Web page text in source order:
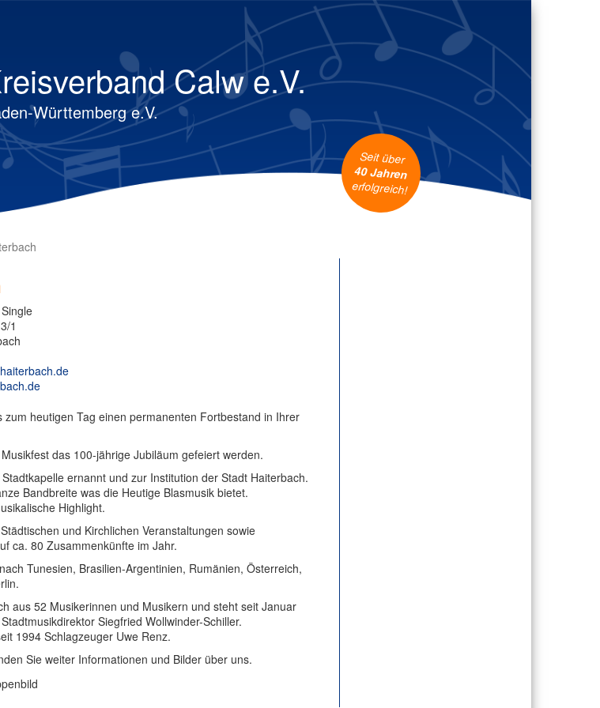
Calw e.V.
Württemberg e.V.
Seit über
40 Jahren
erfolgreich!
1
heutigen Tag einen permanenten Fortbestand in Ihrer
das 100-jährige Jubiläum gefeiert werden.
ernannt und zur Institution der Stadt Haiterbach.
Bandbreite was die Heutige Blasmusik bietet.
Highlight.
und Kirchlichen Veranstaltungen sowie
ca. 80 Zusammenkünfte im Jahr.
Tunesien, Brasilien-Argentinien, Rumänien, Österreich,
aus 52 Musikerinnen und Musikern und steht seit Januar
Siegfried Wollwinder-Schiller.
1994 Schlagzeuger Uwe Renz.
Sie weiter Informationen und Bilder über uns.